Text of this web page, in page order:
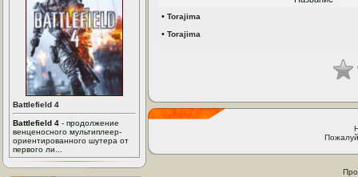
Battlefield 4
Battlefield 4 - продолжение
венценосного мультиплеер-
ориентированного шутера от
первого ли...
• Torajima
• Torajima